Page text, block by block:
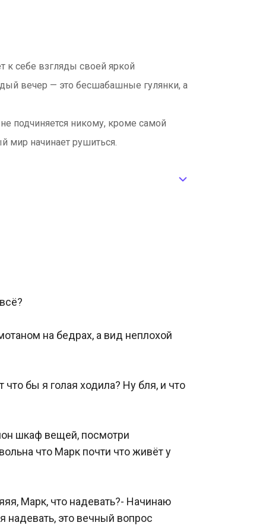
к себе взгляды своей яркой
вечер — это бесшабашные гулянки, а
подчиняется никому, кроме самой
мир начинает рушиться.
готовый остаться, несмотря на
ic_default
Дина. Он обожал меня, и называл Малой, хотя я не такая. Подумаешь рост, 163 сантиметра, тоже мне малая.

После пары я стояла с Дейзи и Дином. Марк три раза прошёл мимо, и даже не поздоровался с Дином. Видимо этому была причина я, ведь стояла с Дином.

Когда он сделал так последний раз я пошла за ним по пятам. Надоело мне уже это всё, из-за какой-то ерунды поругались, как маленькие дети, честное слово.

Я ос